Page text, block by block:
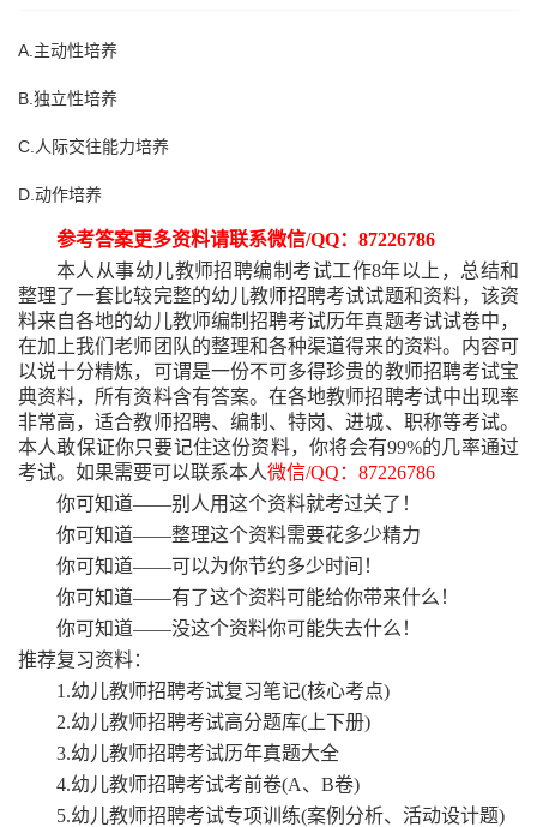
A.主动性培养
B.独立性培养
C.人际交往能力培养
D.动作培养
参考答案更多资料请联系微信/QQ：87226786
本人从事幼儿教师招聘编制考试工作8年以上，总结和
整理了一套比较完整的幼儿教师招聘考试试题和资料，该资
料来自各地的幼儿教师编制招聘考试历年真题考试试卷中，
在加上我们老师团队的整理和各种渠道得来的资料。内容可
以说十分精炼，可谓是一份不可多得珍贵的教师招聘考试宝
典资料，所有资料含有答案。在各地教师招聘考试中出现率
非常高，适合教师招聘、编制、特岗、进城、职称等考试。
本人敢保证你只要记住这份资料，你将会有99%的几率通过
考试。如果需要可以联系本人微信/QQ：87226786
你可知道——别人用这个资料就考过关了！
你可知道——整理这个资料需要花多少精力
你可知道——可以为你节约多少时间！
你可知道——有了这个资料可能给你带来什么！
你可知道——没这个资料你可能失去什么！
推荐复习资料：
1.幼儿教师招聘考试复习笔记(核心考点)
2.幼儿教师招聘考试高分题库(上下册)
3.幼儿教师招聘考试历年真题大全
4.幼儿教师招聘考试考前卷(A、B卷)
5.幼儿教师招聘考试专项训练(案例分析、活动设计题)